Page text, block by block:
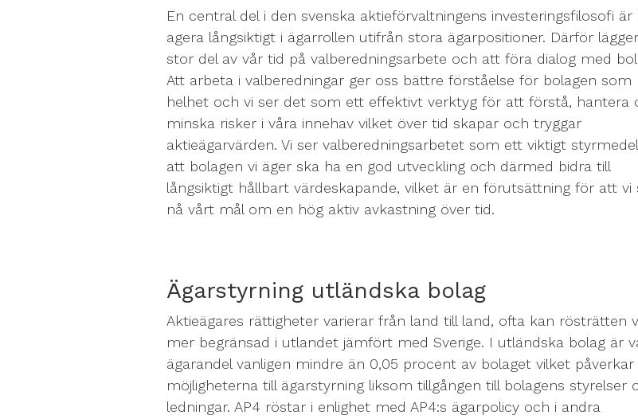
En central del i den svenska aktieförvaltningens investeringsfilosofi är
agera långsiktigt i ägarrollen utifrån stora ägarpositioner. Därför
stor del av vår tid på valberedningsarbete och att föra dialog med
Att arbeta i valberedningar ger oss bättre förståelse för bolagen som
helhet och vi ser det som ett effektivt verktyg för att förstå, hantera
minska risker i våra innehav vilket över tid skapar och tryggar
aktieägarvärden. Vi ser valberedningsarbetet som ett viktigt
att bolagen vi äger ska ha en god utveckling och därmed bidra till
långsiktigt hållbart värdeskapande, vilket är en förutsättning för att vi
nå vårt mål om en hög aktiv avkastning över tid.
Ägarstyrning utländska bolag
Aktieägares rättigheter varierar från land till land, ofta kan rösträtten
mer begränsad i utlandet jämfört med Sverige. I utländska bolag är
ägarandel vanligen mindre än 0,05 procent av bolaget vilket påverkar
möjligheterna till ägarstyrning liksom tillgången till bolagens styrelser
ledningar. AP4 röstar i enlighet med AP4:s ägarpolicy och i andra